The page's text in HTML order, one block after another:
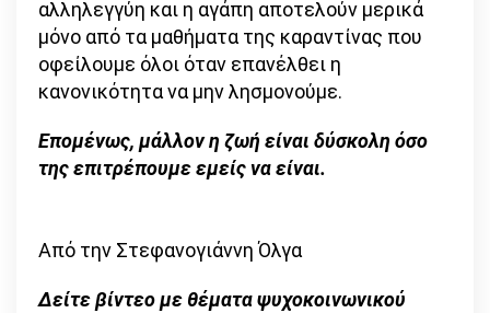
αλληλεγγύη και η αγάπη αποτελούν μερικά
μόνο από τα μαθήματα της καραντίνας που
οφείλουμε όλοι όταν επανέλθει η
κανονικότητα να μην λησμονούμε.
Επομένως, μάλλον η ζωή είναι δύσκολη όσο
της επιτρέπουμε εμείς να είναι.
Από την Στεφανογιάννη Όλγα
Δείτε βίντεο με θέματα ψυχοκοινωνικού